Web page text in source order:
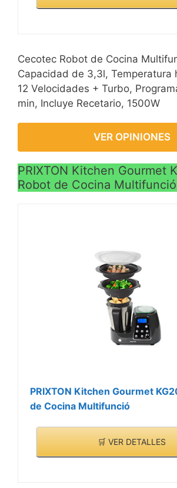
Cecotec Robot de Cocina
Capacidad de 3,3l, Temperatura
12 Velocidades + Turbo,
min, Incluye Recetario, 1500W
VER OPINIONES
PRIXTON Kitchen Gourmet
Robot de Cocina Multifunció
PRIXTON Kitchen Gourmet
de Cocina Multifunció
🛒 VER DETALLES